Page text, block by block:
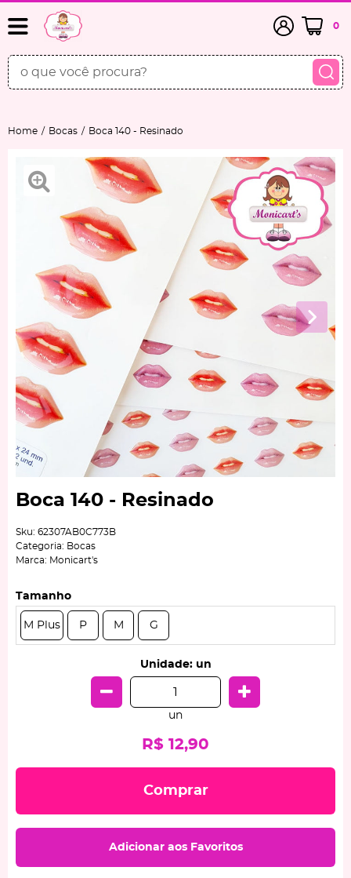
0
Home Bocas Boca 140 - Resinado
Boca 140 - Resinado
Sku: 62307AB0C773B
Categoria: Bocas
Marca: Monicart's
Tamanho
M Plus P M G
Unidade: un
un
R$ 12,90
Comprar
Adicionar aos Favoritos